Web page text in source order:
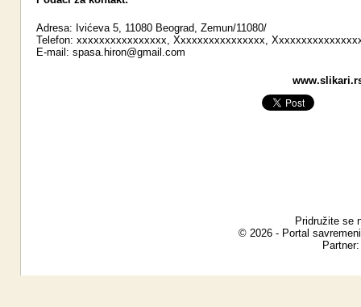
Adresa: Ivićeva 5, 11080 Beograd, Zemun/11080/
Telefon: xxxxxxxxxxxxxxxx, Xxxxxxxxxxxxxxxx,
E-mail: spasa.hiron@gmail.com
Pridružite se
© 2026 - Portal